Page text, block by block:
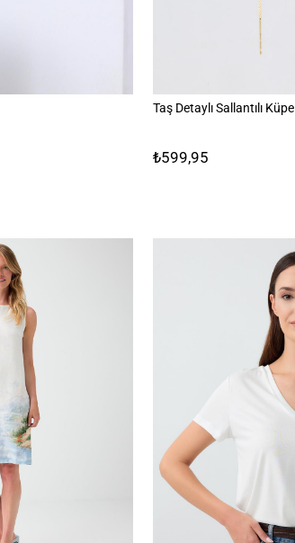
Taş Detaylı Sallantılı Küpe
₺599,95